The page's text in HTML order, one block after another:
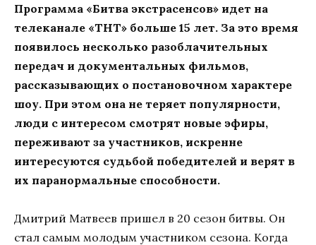
Программа «Битва экстрасенсов» идет на
телеканале «ТНТ» больше 15 лет. За это время
появилось несколько разоблачительных
передач и документальных фильмов,
рассказывающих о постановочном характере
шоу. При этом она не теряет популярности,
люди с интересом смотрят новые эфиры,
переживают за участников, искренне
интересуются судьбой победителей и верят в
их паранормальные способности.
Дмитрий Матвеев пришел в 20 сезон битвы. Он
стал самым молодым участником сезона. Когда